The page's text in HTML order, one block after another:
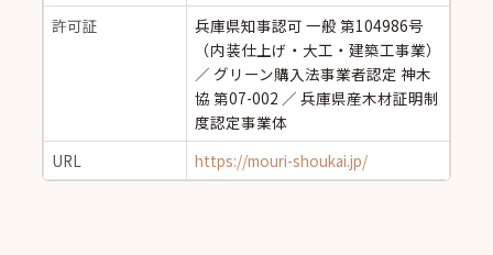
許可証
兵庫県知事認可 一般 第104986号
（内装仕上げ・大工・建築工事業）
／ グリーン購入法事業者認定 神木
協 第07-002 ／ 兵庫県産木材証明制
度認定事業体
URL
https://mouri-shoukai.jp/